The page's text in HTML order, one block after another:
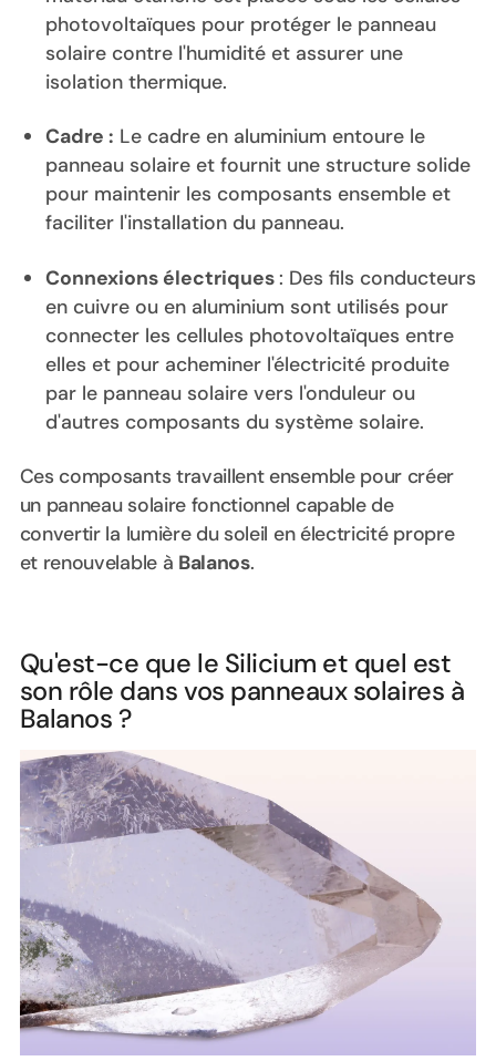
photovoltaïques pour protéger le panneau
solaire contre l'humidité et assurer une
isolation thermique.
Cadre : Le cadre en aluminium entoure le
panneau solaire et fournit une structure solide
pour maintenir les composants ensemble et
faciliter l'installation du panneau.
Connexions électriques : Des fils conducteurs
en cuivre ou en aluminium sont utilisés pour
connecter les cellules photovoltaïques entre
elles et pour acheminer l'électricité produite
par le panneau solaire vers l'onduleur ou
d'autres composants du système solaire.
Ces composants travaillent ensemble pour créer
un panneau solaire fonctionnel capable de
convertir la lumière du soleil en électricité propre
et renouvelable à Balanos.
Qu'est-ce que le Silicium et quel est
son rôle dans vos panneaux solaires à
Balanos ?